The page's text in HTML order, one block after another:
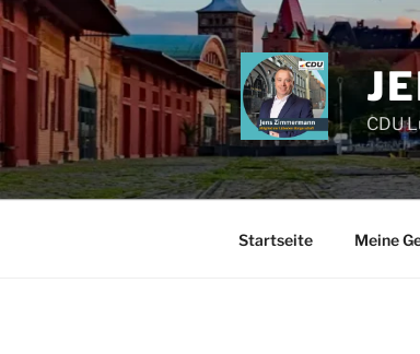
Zum
Inhalt
springen
CDU
Startseite Meine